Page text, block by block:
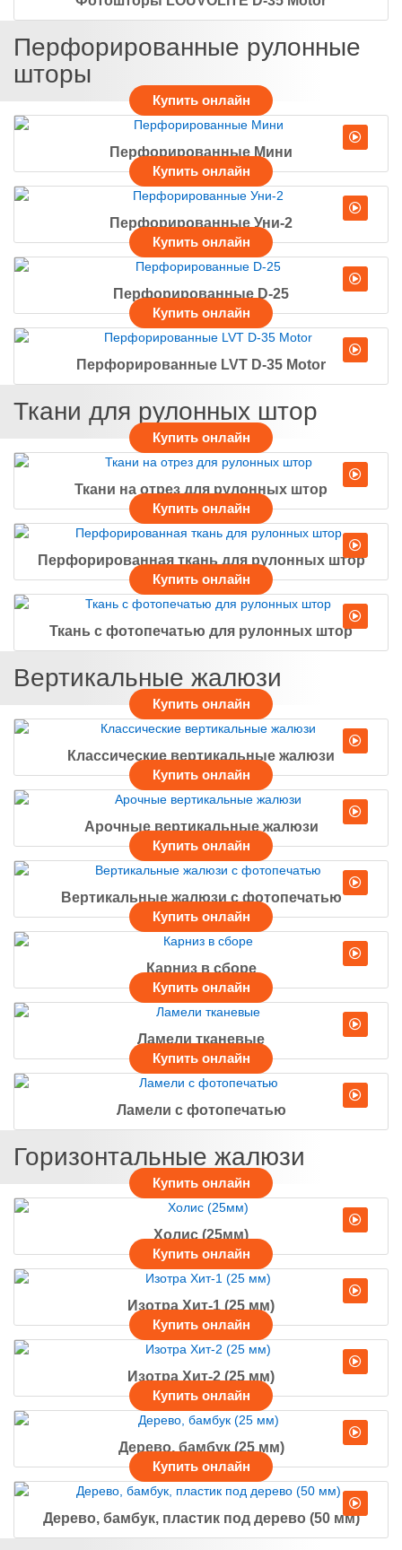
Перфорированные рулонные
шторы
Перфорированные Мини
Перфорированные Уни-2
Перфорированные D-25
Перфорированные LVT D-35 Motor
Ткани для рулонных штор
Ткани на отрез для рулонных штор
Перфорированная ткань для рулонных штор
Ткань с фотопечатью для рулонных штор
Вертикальные жалюзи
Классические вертикальные жалюзи
Арочные вертикальные жалюзи
Вертикальные жалюзи с фотопечатью
Карниз в сборе
Ламели тканевые
Ламели с фотопечатью
Горизонтальные жалюзи
Холис (25мм)
Изотра Хит-1 (25 мм)
Изотра Хит-2 (25 мм)
Дерево, бамбук (25 мм)
Дерево, бамбук, пластик под дерево (50 мм)